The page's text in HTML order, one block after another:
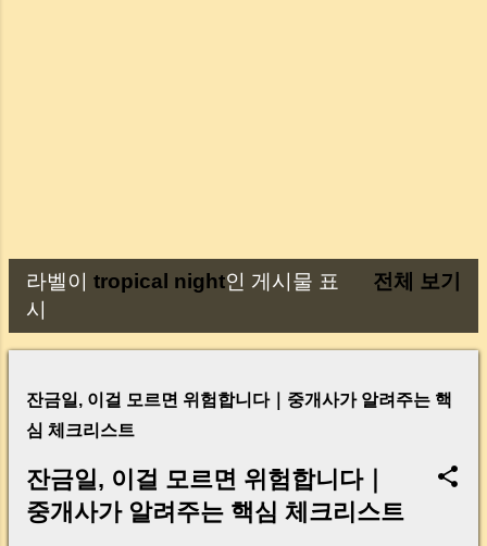
글
라벨이 tropical night인 게시물 표
시
전체 보기
잔금일, 이걸 모르면 위험합니다｜중개사가 알려주는 핵
심 체크리스트
잔금일, 이걸 모르면 위험합니다｜
중개사가 알려주는 핵심 체크리스트